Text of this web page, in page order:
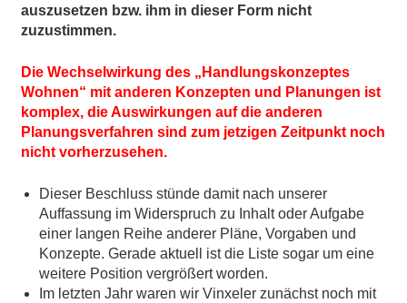
auszusetzen bzw. ihm in dieser Form nicht
zuzustimmen.
Die Wechselwirkung des „Handlungskonzeptes
Wohnen“ mit anderen Konzepten und Planungen ist
komplex, die Auswirkungen auf die anderen
Planungsverfahren sind zum jetzigen Zeitpunkt noch
nicht vorherzusehen.
Dieser Beschluss stünde damit nach unserer
Auffassung im Widerspruch zu Inhalt oder Aufgabe
einer langen Reihe anderer Pläne, Vorgaben und
Konzepte. Gerade aktuell ist die Liste sogar um eine
weitere Position vergrößert worden.
Im letzten Jahr waren wir Vinxeler zunächst noch mit